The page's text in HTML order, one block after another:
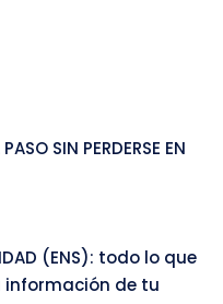
SIN PERDERSE EN
(ENS): todo lo que
información de tu